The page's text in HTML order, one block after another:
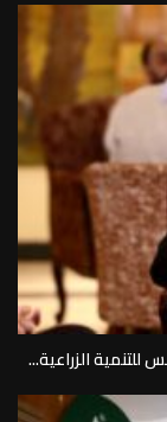
الزراعية...